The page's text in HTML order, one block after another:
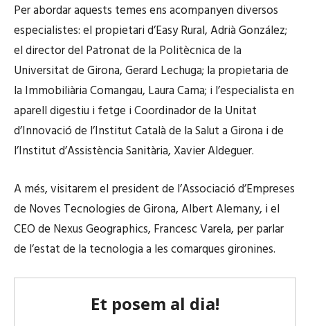
Per abordar aquests temes ens acompanyen diversos
especialistes:elpropietarid’EasyRural, Adrià González;
el director delPatronatde la Politècnicade la
Universitatde Girona, Gerard Lechuga; la propietaria de
la ImmobiliàriaComangau, Laura Cama; il’especialistaen
aparelldigestiu ifetge i Coordinador de la Unitat
d’Innovacióde l’InstitutCatalàde laSaluta Girona i de
l’Institutd’AssistènciaSanitària, XavierAldeguer.
A més, visitarem el president de l’Associació d’Empreses
de Noves Tecnologies de Girona, Albert Alemany, i el
CEO de Nexus Geographics, Francesc Varela, per parlar
de l’estat de la tecnologia a les comarques gironines.